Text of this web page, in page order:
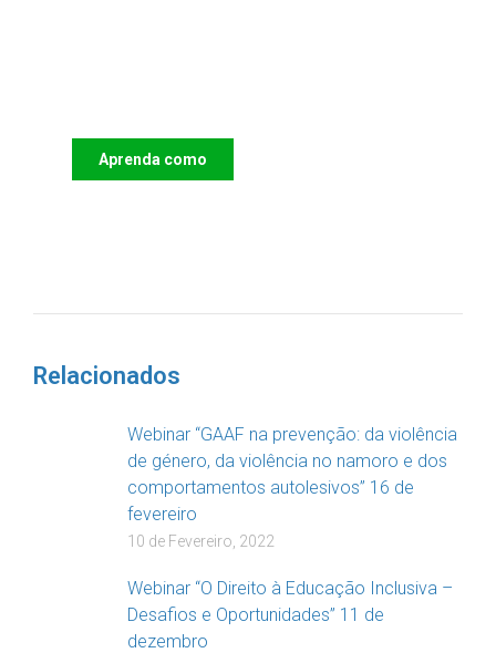
Aprenda como
Relacionados
Webinar “GAAF na prevenção: da violência
de género, da violência no namoro e dos
comportamentos autolesivos” 16 de
fevereiro
10 de Fevereiro, 2022
Webinar “O Direito à Educação Inclusiva –
Desafios e Oportunidades” 11 de
dezembro